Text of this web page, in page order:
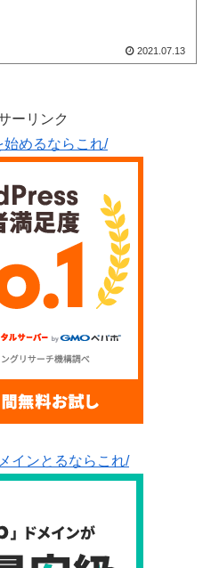
2021.07.13
ーリンク
始めるならこれ/
インとるならこれ/